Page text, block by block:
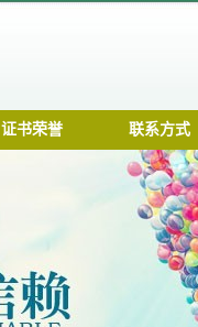
证书荣誉 联系方式